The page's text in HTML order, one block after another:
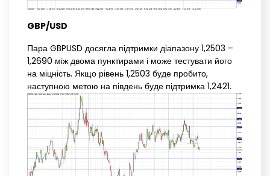
GBP/USD
Пара GBPUSD досягла підтримки діапазону 1,2503 –
1,2690 між двома пунктирами і може тестувати його
на міцність. Якщо рівень 1,2503 буде пробито,
наступною метою на південь буде підтримка 1,2421.